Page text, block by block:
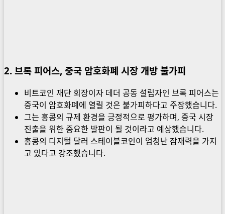
2. 브록 피어스, 중국 암호화폐 시장 개방 불가피
비트코인 재단 회장이자 데더 공동 설립자인 브록 피어스는
중국이 암호화폐에 열릴 것은 불가피하다고 주장했습니다.
그는 홍콩의 규제 환경을 긍정적으로 평가하며, 중국 시장
진출을 위한 중요한 발판이 될 것이라고 예상했습니다.
홍콩의 디지털 달러 스테이블코인이 엄청난 잠재력을 가지
고 있다고 강조했습니다.